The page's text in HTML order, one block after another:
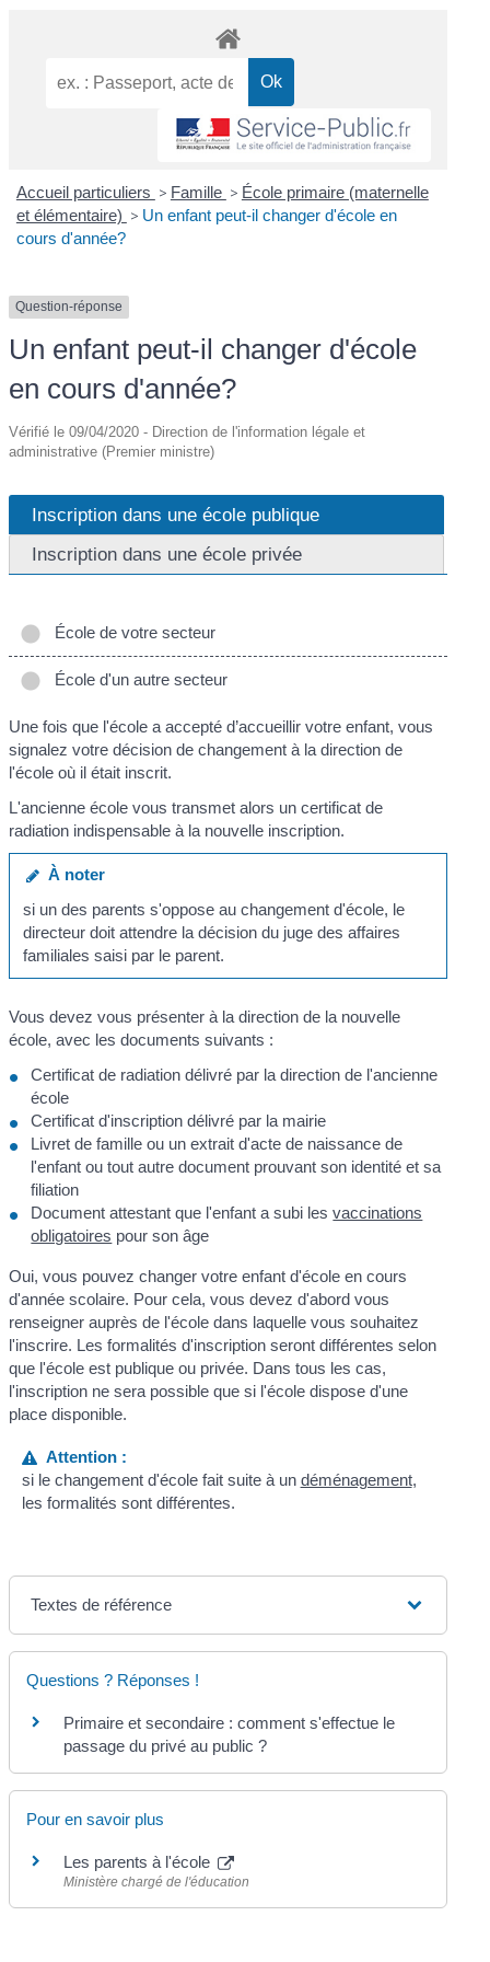
Accueil particuliers > Famille > École primaire (maternelle
et élémentaire) > Un enfant peut-il changer d'école en
cours d'année?
Question-réponse
Un enfant peut-il changer d'école
en cours d'année?
Vérifié le 09/04/2020 - Direction de l'information légale et
administrative (Premier ministre)
Inscription dans une école publique
Inscription dans une école privée
École de votre secteur
École d'un autre secteur
Une fois que l'école a accepté d’accueillir votre enfant, vous
signalez votre décision de changement à la direction de
l'école où il était inscrit.
L'ancienne école vous transmet alors un certificat de
radiation indispensable à la nouvelle inscription.
À noter
si un des parents s'oppose au changement d'école, le
directeur doit attendre la décision du juge des affaires
familiales saisi par le parent.
Vous devez vous présenter à la direction de la nouvelle
école, avec les documents suivants :
Certificat de radiation délivré par la direction de l'ancienne
école
Certificat d'inscription délivré par la mairie
Livret de famille ou un extrait d'acte de naissance de
l'enfant ou tout autre document prouvant son identité et sa
filiation
Document attestant que l'enfant a subi lesvaccinations
obligatoires pour son âge
Oui, vous pouvez changer votre enfant d'école en cours
d'année scolaire. Pour cela, vous devez d'abord vous
renseigner auprès de l'école dans laquelle vous souhaitez
l'inscrire. Les formalités d'inscription seront différentes selon
que l'école est publique ou privée. Dans tous les cas,
l'inscription ne sera possible que si l'école dispose d'une
place disponible.
Attention :
si le changement d'école fait suite à un déménagement,
les formalités sont différentes.
Textes de référence
Questions ? Réponses !
Primaire et secondaire : comment s'effectue le
passage du privé au public ?
Pour en savoir plus
Les parents à l'école
Ministère chargé de l'éducation